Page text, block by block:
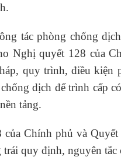
tác phòng chống
Nghị quyết 128 của
quy trình, điều kiện
dịch để trình cấp
tảng.
Chính phủ và
trái quy định, nguyên